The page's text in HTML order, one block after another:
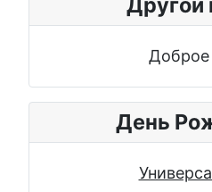
Доброе
День